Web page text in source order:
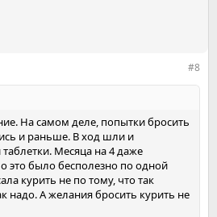
#8
На самом деле, попытки бросить
и раньше. В ход шли и
Месяца на 4 даже
это было бесполезно по одной
курить не по тому, что так
надо. А желания бросить курить не